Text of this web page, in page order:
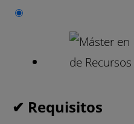
✔ Requisitos